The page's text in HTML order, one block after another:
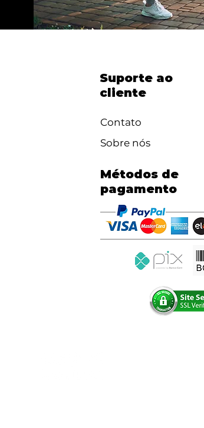
Suporte ao
cliente
Contato
Sobre nós
Métodos de
pagamento